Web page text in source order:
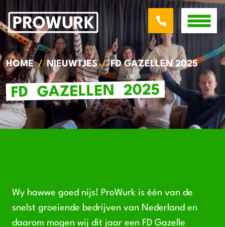
HOME NIEUWTJES FD GAZELLEN 2025
FD GAZELLEN 2025
Wy hawwe goed nijs! ProWurk is één van de
snelst groeiende bedrijven van Nederland en
daarom mogen wij dit jaar een FD Gazelle